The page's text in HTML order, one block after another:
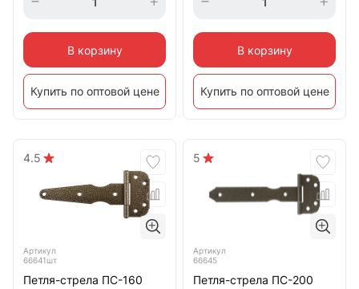
В корзину
Купить по оптовой цене
В корзину
Купить по оптовой цене
4.5
Артикул
66641шт
Петля-стрела ПС-160
5
Артикул
66645
Петля-стрела ПС-200